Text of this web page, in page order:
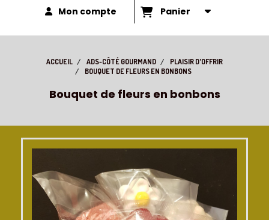
Mon compte Panier
ACCUEIL ADS-CÔTÉ GOURMAND
PLAISIR D'OFFRIR
BOUQUET DE FLEURS EN BONBONS
Bouquet de fleurs en bonbons